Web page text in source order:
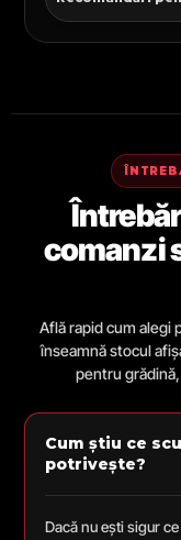
comanzi
Află rapid cum alegi
înseamnă stocul
pentru
Cum știu ce
potrivește?
Dacă nu ești sigur